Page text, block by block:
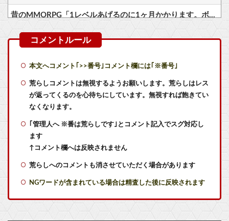
昔のMMORPG「1レベルあげるのに1ヶ月かかります。ボスは12時間毎に湧いて取り合いです」
ガンダムSEEDはなぜここまでの人気シリーズとなったのか
『みんなのGOLF WORLD』改善に向けてアプデ計画
【衝撃】桃源郷の星墓の難易度がヤバすぎるｗｗｗ
【ラブライブ！】【画像】くりぱん、さすがにちょっと可愛すぎる…【虹ヶ咲】他
本文へコメント｢>>番号｣コメント欄には｢※番号｣
荒らしコメントは無視するようお願いします。荒らしはレス
が返ってくるのを心待ちにしています。無視すれば飽きてい
なくなります。
｢管理人へ ※番は荒らしです｣とコメント記入でスグ対応し
ます
↑コメント欄へは反映されません
荒らしへのコメントも消させていただく場合があります
NGワードが含まれている場合は精査した後に反映されます